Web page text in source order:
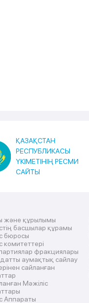
ҚАЗАҚСТАН
РЕСПУБЛИКАСЫ
ҮКІМЕТІНІҢ РЕСМИ
САЙТЫ
және құрылымы
басшылар құрамы
бюросы
комитеттері
фракциялары
аумақтық сайлау
сайланған
Мәжіліс
Аппараты